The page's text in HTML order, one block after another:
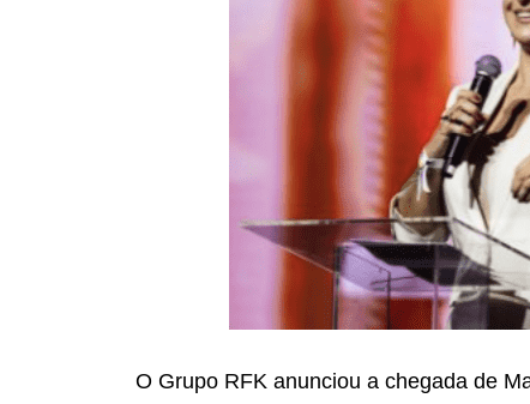
O Grupo RFK anunciou a chegada de